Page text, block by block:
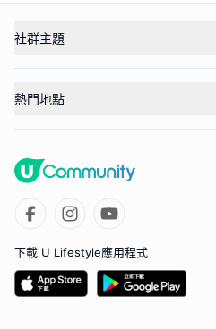
社群主題
熱門地點
下載 U Lifestyle應用程式